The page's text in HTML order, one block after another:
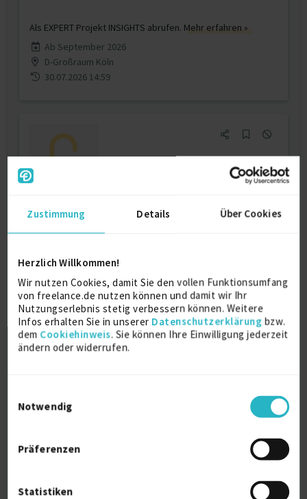
Zustimmung Details Über Cookies
Herzlich Willkommen!
Wir nutzen Cookies, damit Sie den vollen Funktionsumfang
von freelance.de nutzen können und damit wir Ihr
Nutzungserlebnis stetig verbessern können. Weitere
Infos erhalten Sie in unserer Datenschutzerklärung bzw.
dem Cookiehinweis. Sie können Ihre Einwilligung jederzeit
ändern oder widerrufen.
Notwendig
Präferenzen
Statistiken
Als EXPERT Projekt INSIGHTS abrufen. Mehr erfahren »
Ab September 2026
D-Großraum Köln
30.07.2026 14:59
Projektleiter Niederspannung (m/w/d)
Als EXPERT Projekt INSIGHTS abrufen.
Ab August 2026
CH-Zürich
20.07.2026 16:15
Interim Sales Manager (w/m/d) - BESS &